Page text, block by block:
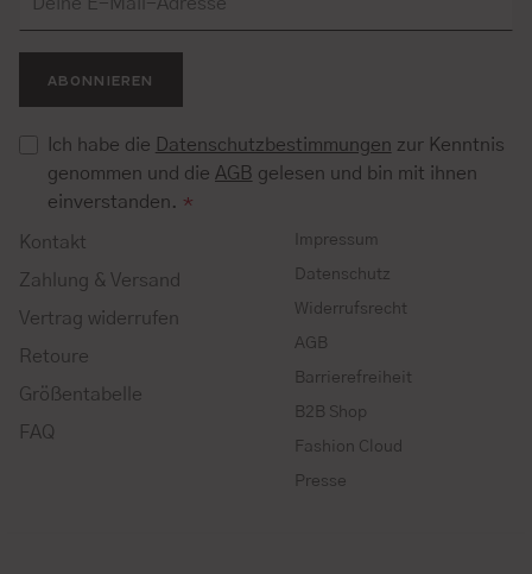
ABONNIEREN
Ich habe die Datenschutzbestimmungen zur Kenntnis
genommen und die AGB gelesen und bin mit ihnen
einverstanden. *
Kontakt
Zahlung & Versand
Vertrag widerrufen
Retoure
Größentabelle
FAQ
Impressum
Datenschutz
Widerrufsrecht
AGB
Barrierefreiheit
B2B Shop
Fashion Cloud
Presse